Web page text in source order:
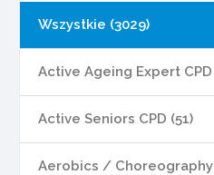
Wszystkie (3029)
Active Ageing Expert CPD
Active Seniors CPD (51)
Aerobics / Choreography